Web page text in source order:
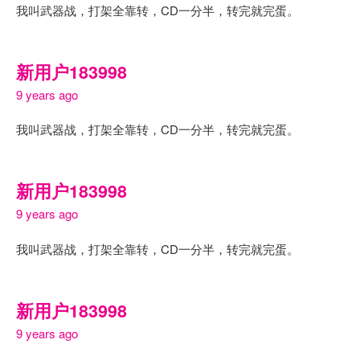
我叫武器战，打架全靠转，CD一分半，转完就完蛋。
新用户183998
9 years ago
我叫武器战，打架全靠转，CD一分半，转完就完蛋。
新用户183998
9 years ago
我叫武器战，打架全靠转，CD一分半，转完就完蛋。
新用户183998
9 years ago